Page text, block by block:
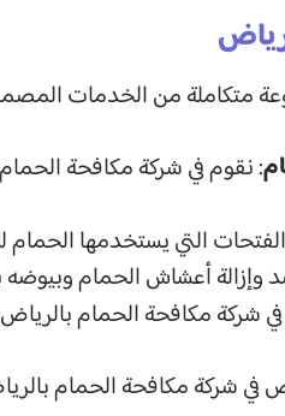
متكاملة من الخدمات
: نقوم في شركة مكافحة
التي يستخدمها
وإزالة أعشاش الحمام
شركة مكافحة الحمام
في شركة مكافحة الحمام